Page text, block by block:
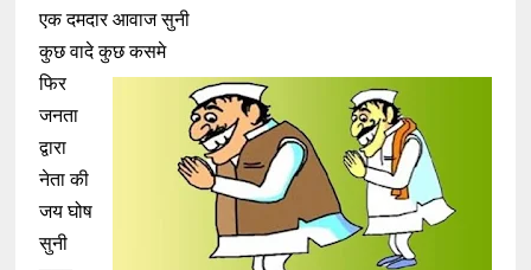
एक दमदार आवाज सुनी
कुछ वादे कुछ कसमे
फिर
जनता
द्वारा
नेता की
जय घोष
सुनी